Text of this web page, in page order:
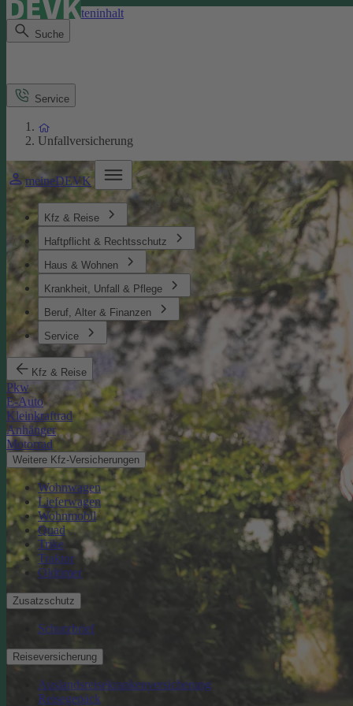
Direkt zum Seiteninhalt
Suche
meineDEVK
Kfz & Reise
Haftpflicht & Rechtsschutz
Haus & Wohnen
Krankheit, Unfall & Pflege
Beruf, Alter & Finanzen
Service
Kfz & Reise
Pkw
E-Auto
Kleinkraftrad
Anhänger
Motorrad
Weitere Kfz-Versicherungen
Wohnwagen
Lieferwagen
Wohnmobil
Quad
Trike
Traktor
Oldtimer
Zusatzschutz
Schutzbrief
Reiseversicherung
Auslandsreisekrankenversicherung
Reisegepäck
Service
Unfallversicherung